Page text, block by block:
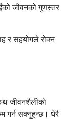
जीवनको गुणस्तर
र सहयोगले रोक्न
जीवनशैलीको
गर्न सक्नुहुन्छ। धेरै